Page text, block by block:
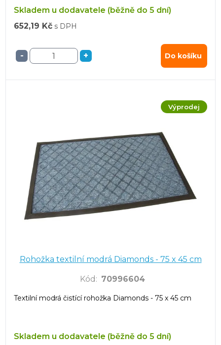
Skladem u dodavatele (běžně do 5 dní)
652,19 Kč s DPH
- + Do košíku
Výprodej
Rohožka textilní modrá Diamonds - 75 x 45 cm
Kód : 70996604
Textilní modrá čistící rohožka Diamonds - 75 x 45 cm
Skladem u dodavatele (běžně do 5 dní)